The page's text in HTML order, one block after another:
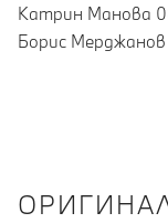
Катрин Манова
Борис